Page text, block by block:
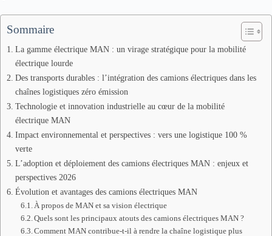
Sommaire
La gamme électrique MAN : un virage stratégique pour la mobilité
électrique lourde
Des transports durables : l’intégration des camions électriques dans les
chaînes logistiques zéro émission
Technologie et innovation industrielle au cœur de la mobilité
électrique MAN
Impact environnemental et perspectives : vers une logistique 100 %
verte
L’adoption et déploiement des camions électriques MAN : enjeux et
perspectives 2026
Évolution et avantages des camions électriques MAN
À propos de MAN et sa vision électrique
Quels sont les principaux atouts des camions électriques MAN ?
Comment MAN contribue-t-il à rendre la chaîne logistique plus